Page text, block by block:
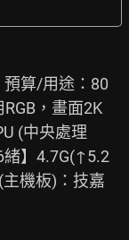
算/用途：80
，畫面2K
(中央處理
緒】4.7G(↑5.2
機板)：技嘉